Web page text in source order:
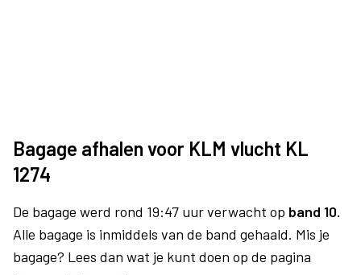
Bagage afhalen voor KLM vlucht KL
1274
De bagage werd rond 19:47 uur verwacht op band 10.
Alle bagage is inmiddels van de band gehaald. Mis je
bagage? Lees dan wat je kunt doen op de pagina